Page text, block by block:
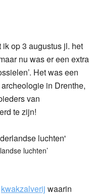
op 3 augustus jl. het
nu was er een extra
Het was een
in Drenthe,
van
te zijn!
luchten’
kwakzalverij waarin